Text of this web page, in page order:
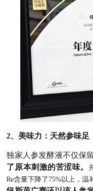
2、美味力：天然参味足
独家人参发酵液不仅保
了原本刺激的苦涩味。
Re含量下降了75%以上，温